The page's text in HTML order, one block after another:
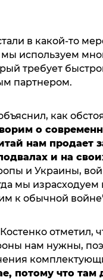
в какой-то
используем
требует
партнером.
как
о
нам продает
и на
и Украины,
мы
к обычной
отметил,
нам нужны,
потому что